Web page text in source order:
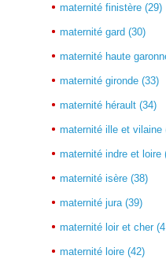
maternité finistère (29)
maternité gard (30)
maternité haute
maternité gironde (33)
maternité hérault (34)
maternité ille et vilaine
maternité indre et loire
maternité isère (38)
maternité jura (39)
maternité loir et cher
maternité loire (42)